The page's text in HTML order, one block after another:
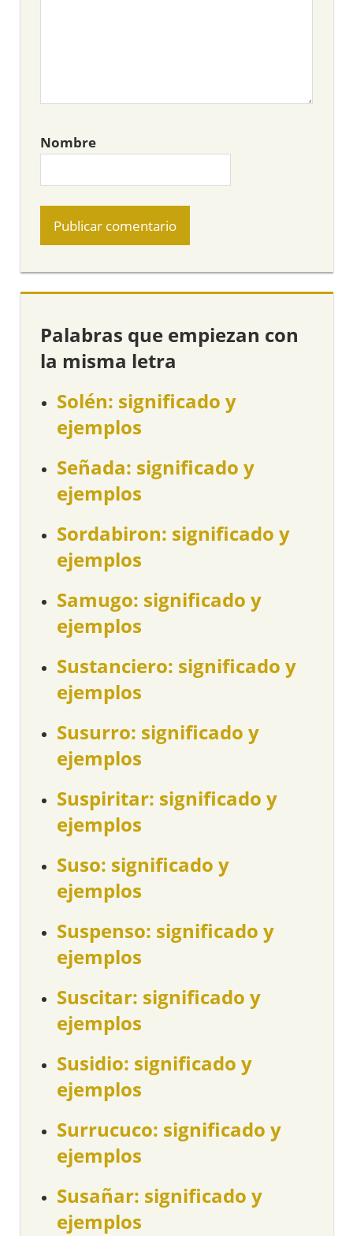
Nombre
Palabras que empiezan con
la misma letra
Solén: significado y
ejemplos
Señada: significado y
ejemplos
Sordabiron: significado y
ejemplos
Samugo: significado y
ejemplos
Sustanciero: significado y
ejemplos
Susurro: significado y
ejemplos
Suspiritar: significado y
ejemplos
Suso: significado y
ejemplos
Suspenso: significado y
ejemplos
Suscitar: significado y
ejemplos
Susidio: significado y
ejemplos
Surrucuco: significado y
ejemplos
Susañar: significado y
ejemplos